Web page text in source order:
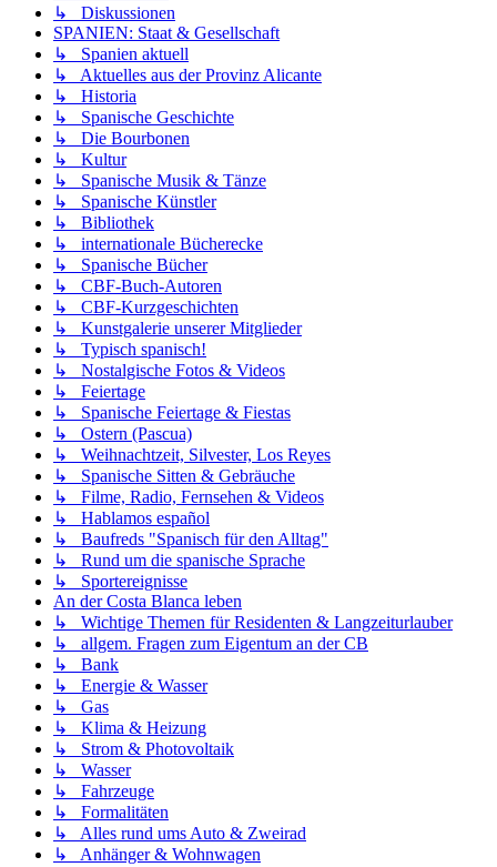
↳ Diskussionen
SPANIEN: Staat & Gesellschaft
↳ Spanien aktuell
↳ Aktuelles aus der Provinz Alicante
↳ Historia
↳ Spanische Geschichte
↳ Die Bourbonen
↳ Kultur
↳ Spanische Musik & Tänze
↳ Spanische Künstler
↳ Bibliothek
↳ internationale Bücherecke
↳ Spanische Bücher
↳ CBF-Buch-Autoren
↳ CBF-Kurzgeschichten
↳ Kunstgalerie unserer Mitglieder
↳ Typisch spanisch!
↳ Nostalgische Fotos & Videos
↳ Feiertage
↳ Spanische Feiertage & Fiestas
↳ Ostern (Pascua)
↳ Weihnachtzeit, Silvester, Los Reyes
↳ Spanische Sitten & Gebräuche
↳ Filme, Radio, Fernsehen & Videos
↳ Hablamos español
↳ Baufreds "Spanisch für den Alltag"
↳ Rund um die spanische Sprache
↳ Sportereignisse
An der Costa Blanca leben
↳ Wichtige Themen für Residenten & Langzeiturlauber
↳ allgem. Fragen zum Eigentum an der CB
↳ Bank
↳ Energie & Wasser
↳ Gas
↳ Klima & Heizung
↳ Strom & Photovoltaik
↳ Wasser
↳ Fahrzeuge
↳ Formalitäten
↳ Alles rund ums Auto & Zweirad
↳ Anhänger & Wohnwagen